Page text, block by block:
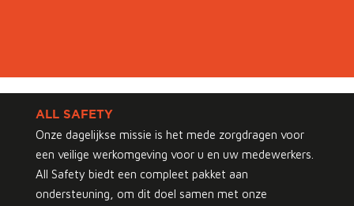
ALL SAFETY
Onze dagelijkse missie is het mede zorgdragen voor
een veilige werkomgeving voor u en uw medewerkers.
All Safety biedt een compleet pakket aan
ondersteuning, om dit doel samen met onze